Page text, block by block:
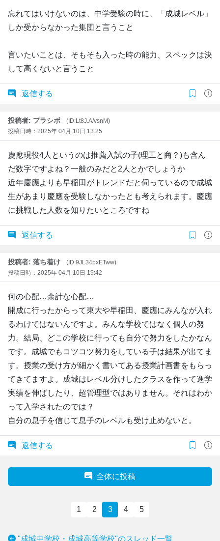
忘れてはいけないのは、中学受験の時に、「成城レベル」
しか受からなかった集団と言うこと
言いたいことは、そもそも入った時の能力、スペックは決
して高くないと言うこと
返信する
投稿者: プラシボ
(ID:Lt8J.A/vsnM)
投稿日時：2025年 04月 10日 13:25
慶應現役4人というのは推薦入試の子(理工と商？)も含ん
だ数字ですよね？一般のみだと2人とかでしょうか
近年慶應よりも早稲田がトレンドだと伺っているので成城
生があまり慶應を受験しなかったとも考えられます。慶應
に挑戦した人数を知りたいところですね
返信する
投稿者: 落ち着け
(ID:9JL34pxETww)
投稿日時：2025年 04月 10日 19:42
何の心配…余計な心配…
開成に行ったからって東大や早稲田、慶應にみんなが入れ
るわけではないんですよ。みんな学校ではなく個人の努
力。結局、どこの学校に行っても自分で努力をしたかなん
です。成城でもコツコツ努力をしている子は結果が出てま
す。授業の受け方が細かく書いてある授業計画書をもらっ
てきてますよ。成城はレベル分けしたクラスを作って進学
実績を伸ばしたり、超管理型ではありません。それはわか
って入学されたのでは？
自分の息子を信じて息子のレベルも受け止めないと。
返信する
全体に投稿
1 2 3 4 5
"成城中学校・成城高等学校"のスレッド一覧